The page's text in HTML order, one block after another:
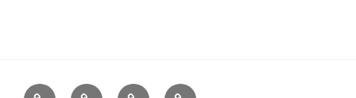
ANASAYFAHAKKIMIZDAÜRÜNLERİMİZ
İLETİŞİM